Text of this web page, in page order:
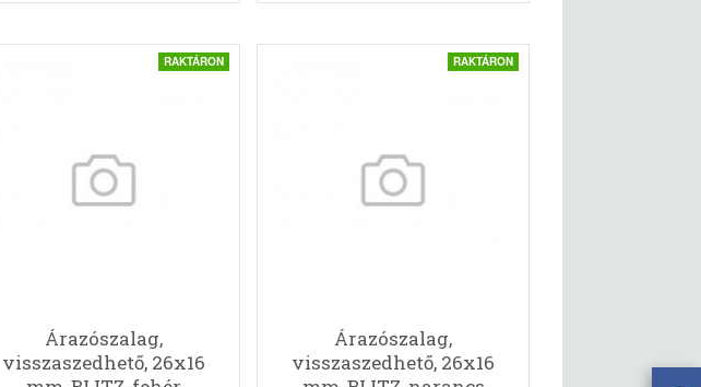
RAKTÁRON
Árazószalag,
visszaszedhető, 26x16
RAKTÁRON
Árazószalag,
visszaszedhető, 26x16